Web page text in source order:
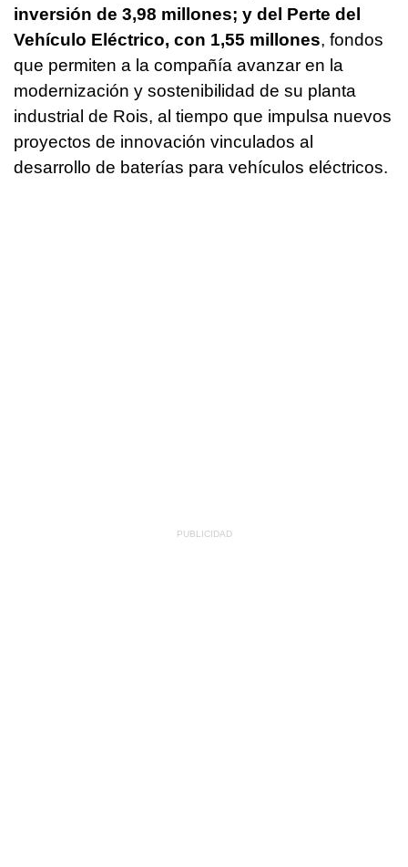
inversión de 3,98 millones; y del Perte del
Vehículo Eléctrico, con 1,55 millones, fondos
que permiten a la compañía avanzar en la
modernización y sostenibilidad de su planta
industrial de Rois, al tiempo que impulsa nuevos
proyectos de innovación vinculados al
desarrollo de baterías para vehículos eléctricos.